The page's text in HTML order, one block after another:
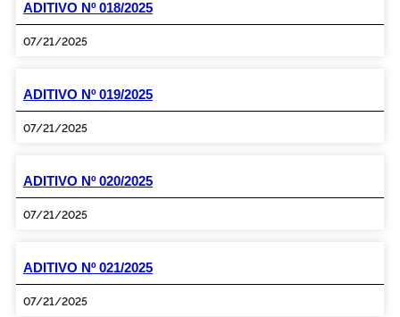
ADITIVO Nº 018/2025
07/21/2025
ADITIVO Nº 019/2025
07/21/2025
ADITIVO Nº 020/2025
07/21/2025
ADITIVO Nº 021/2025
07/21/2025